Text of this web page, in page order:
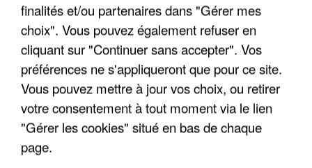
finalités et/ou partenaires dans "Gérer mes
choix". Vous pouvez également refuser en
cliquant sur "Continuer sans accepter". Vos
préférences ne s'appliqueront que pour ce site.
Vous pouvez mettre à jour vos choix, ou retirer
votre consentement à tout moment via le lien
"Gérer les cookies" situé en bas de chaque
page.